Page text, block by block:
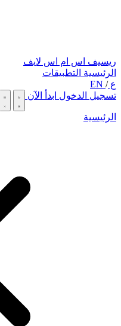
ريسيف اس ام اس لايف
الرئيسية التطبيقات
ع/
تسجيل الدخول ابدأ الآن
الرئيسية